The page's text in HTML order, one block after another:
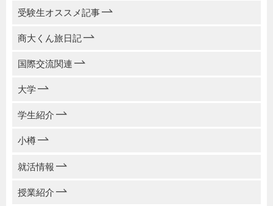
受験生オススメ記事
商大くん旅日記
国際交流関連
大学
学生紹介
小樽
就活情報
授業紹介